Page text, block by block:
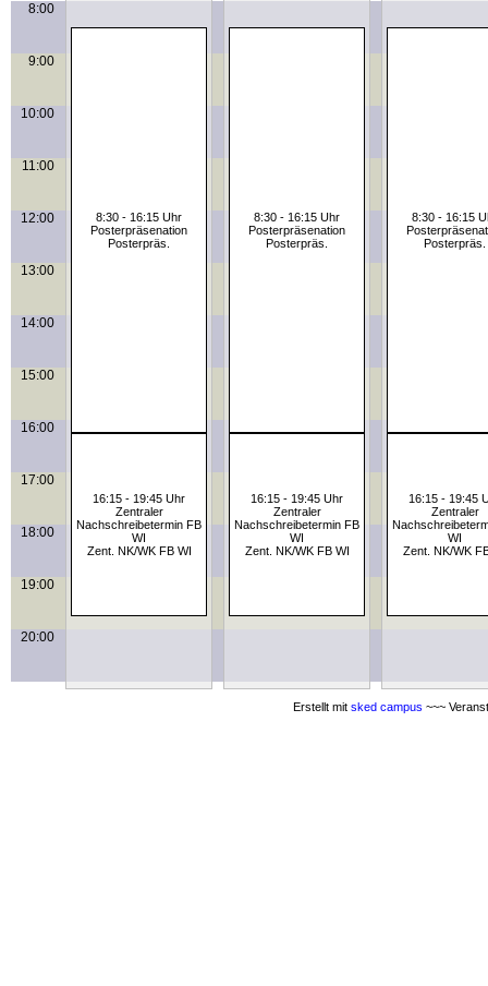
8:00
8:30 - 16:15 Uhr
Posterpräsenation
Posterpräs.
8:30 - 16:15 Uhr
Posterpräsenation
Posterpräs.
8:30 - 16:15
Posterpräs.
9:00
10:00
11:00
12:00
13:00
14:00
15:00
16:00
16:15 - 19:45 Uhr
Zentraler
Nachschreibetermin FB
WI
Zent. NK/WK FB WI
16:15 - 19:45 Uhr
Zentraler
Nachschreibetermin FB
WI
Zent. NK/WK FB WI
16:15 - 19:45
Zentraler
WI
Zent. NK/WK
17:00
18:00
19:00
20:00
Erstellt mit sked campus ~~~